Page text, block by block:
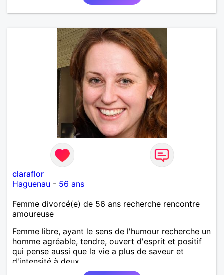
claraflor
Haguenau - 56 ans
Femme divorcé(e) de 56 ans recherche rencontre
amoureuse
Femme libre, ayant le sens de l'humour recherche un
homme agréable, tendre, ouvert d'esprit et positif
qui pense aussi que la vie a plus de saveur et
d'intensité à deux.